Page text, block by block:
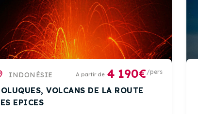
INDONÉSIE A partir de 4 190€/pers
VOLCANS DE LA ROUTE
EPICES